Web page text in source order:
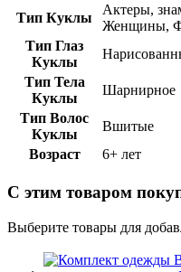
Тип Куклы
Актеры,
Женщины,
Тип Глаз
Куклы
Тип Тела
Куклы
Шарнирное
Тип Волос
Куклы
Вшитые
Возраст
6+ лет
С этим товаром
Выберите товары для